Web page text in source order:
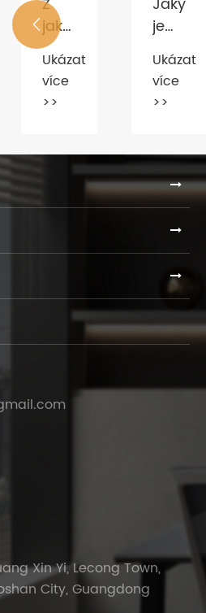
jakých
materiálů
jsou
kancelářské
vyrobeny?
Ukázat
více
>>
je
stůl?
Ukázat
více
>>

Xin Yi, Lecong Town,
City, Guangdong